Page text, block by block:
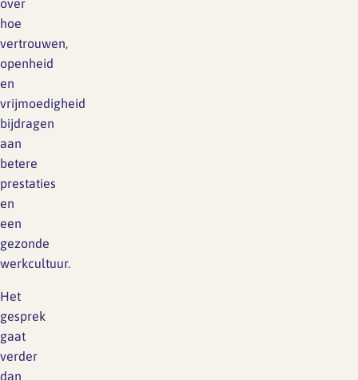
over
hoe
vertrouwen,
openheid
en
vrijmoedigheid
bijdragen
aan
betere
prestaties
en
een
gezonde
werkcultuur.
Het
gesprek
gaat
verder
dan